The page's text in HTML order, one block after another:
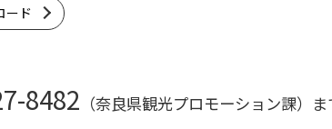
ード
8482 （奈良県観光プロモーション課）ま